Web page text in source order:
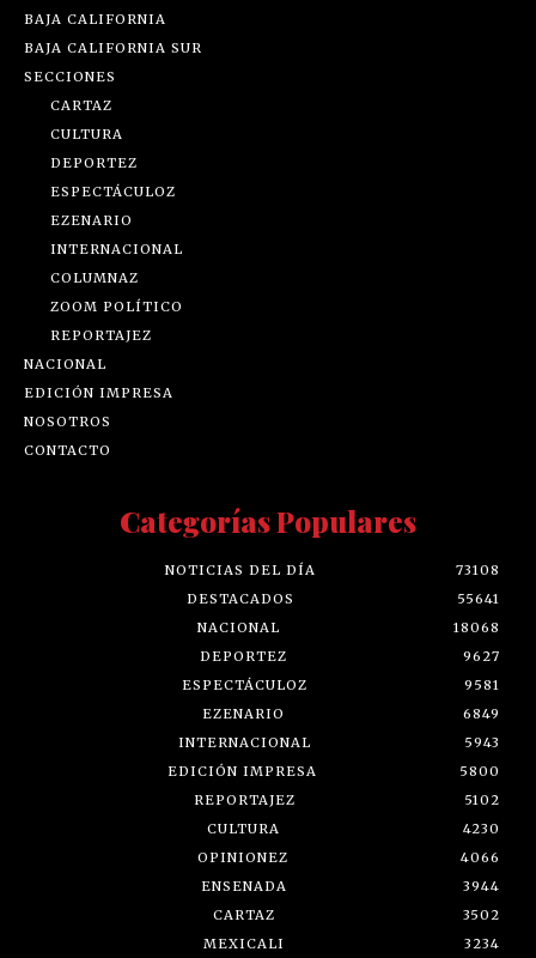
BAJA CALIFORNIA
BAJA CALIFORNIA SUR
SECCIONES
CARTAZ
CULTURA
DEPORTEZ
ESPECTÁCULOZ
EZENARIO
INTERNACIONAL
COLUMNAZ
ZOOM POLÍTICO
REPORTAJEZ
NACIONAL
EDICIÓN IMPRESA
NOSOTROS
CONTACTO
Categorías Populares
NOTICIAS DEL DÍA
73108
DESTACADOS
55641
NACIONAL
18068
DEPORTEZ
9627
ESPECTÁCULOZ
9581
EZENARIO
6849
INTERNACIONAL
5943
EDICIÓN IMPRESA
5800
REPORTAJEZ
5102
CULTURA
4230
OPINIONEZ
4066
ENSENADA
3944
CARTAZ
3502
MEXICALI
3234